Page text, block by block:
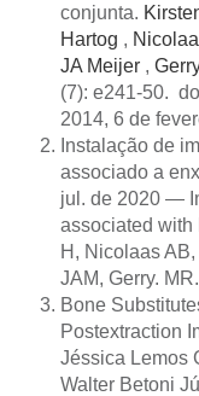
conjunta.
Hartog ,
JA Meijer ,
(7): e241-50.
2014, 6 de
Instalação de
associado a
jul. de 2020 —
associated
H, Nicolaas
JAM, Gerry.
Bone
Postextraction
Jéssica Lemos
Walter Betoni